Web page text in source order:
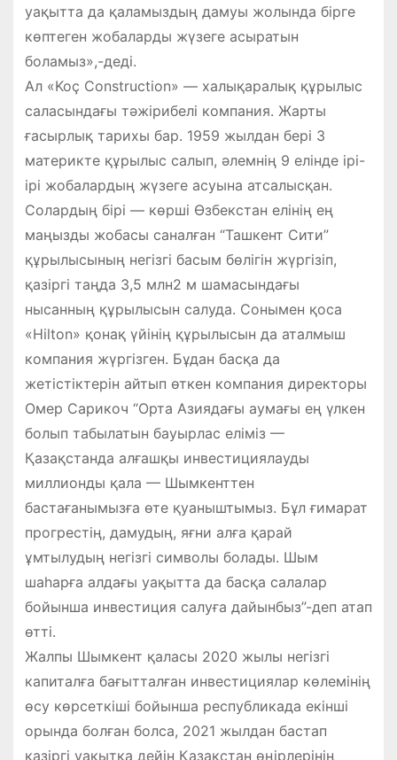
уақытта да қаламыздың дамуы жолында бірге
көптеген жобаларды жүзеге асыратын
боламыз»,-деді.
Ал «Koç Construction» — халықаралық құрылыс
саласындағы тәжірибелі компания. Жарты
ғасырлық тарихы бар. 1959 жылдан бері 3
материкте құрылыс салып, әлемнің 9 елінде ірі-
ірі жобалардың жүзеге асуына атсалысқан.
Солардың бірі — көрші Өзбекстан елінің ең
маңызды жобасы саналған “Ташкент Сити”
құрылысының негізгі басым бөлігін жүргізіп,
қазіргі таңда 3,5 млн2 м шамасындағы
нысанның құрылысын салуда. Сонымен қоса
«Hilton» қонақ үйінің құрылысын да аталмыш
компания жүргізген. Бұдан басқа да
жетістіктерін айтып өткен компания директоры
Омер Сарикоч “Орта Азиядағы аумағы ең үлкен
болып табылатын бауырлас еліміз —
Қазақстанда алғашқы инвестициялауды
миллионды қала — Шымкенттен
бастағанымызға өте қуаныштымыз. Бұл ғимарат
прогрестің, дамудың, яғни алға қарай
ұмтылудың негізгі символы болады. Шым
шаһарға алдағы уақытта да басқа салалар
бойынша инвестиция салуға дайынбыз”-деп атап
өтті.
Жалпы Шымкент қаласы 2020 жылы негізгі
капиталға бағытталған инвестициялар көлемінің
өсу көрсеткіші бойынша республикада екінші
орында болған болса, 2021 жылдан бастап
қазіргі уақытқа дейін Қазақстан өңірлерінің